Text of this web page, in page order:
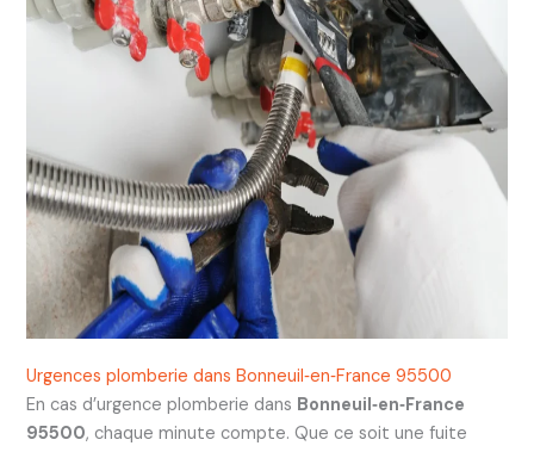
Urgences plomberie dans Bonneuil‑en‑France 95500
En cas d’urgence plomberie dans Bonneuil‑en‑France
95500, chaque minute compte. Que ce soit une fuite